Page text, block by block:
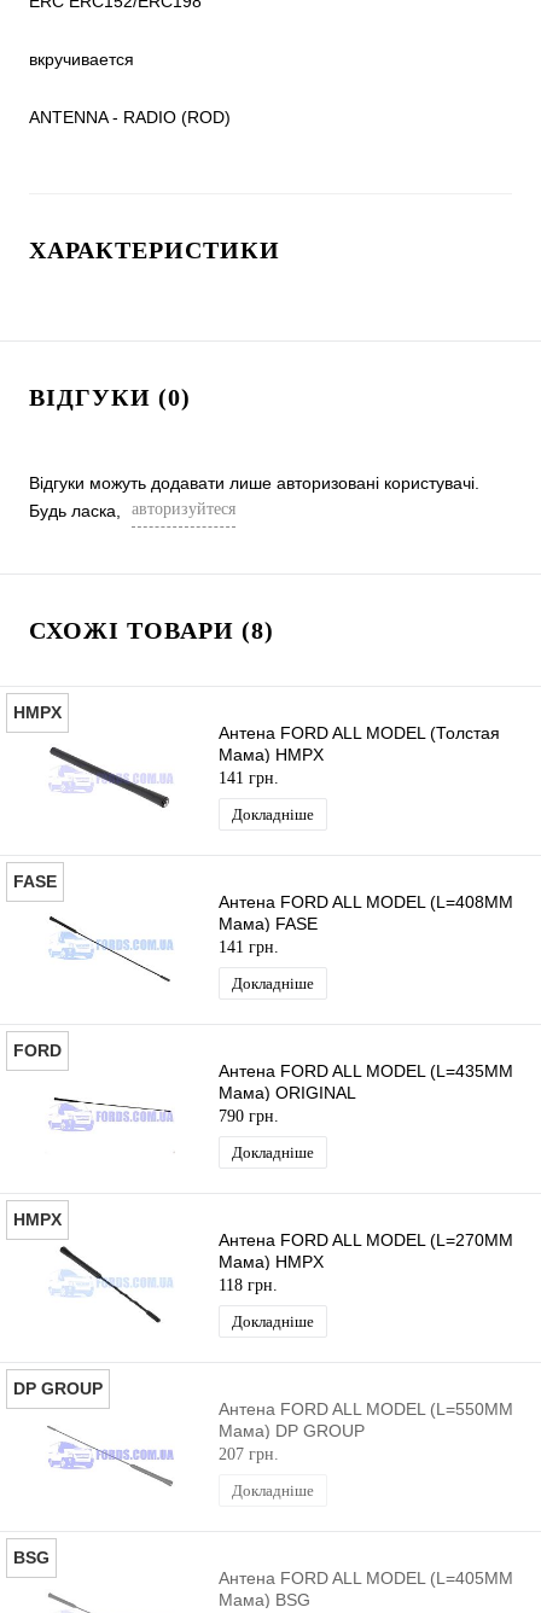
вкручивается
ANTENNA - RADIO (ROD)
ХАРАКТЕРИСТИКИ
ВІДГУКИ (0)
Відгуки можуть додавати лише авторизовані користувачі.
Будь ласка,
авторизуйтеся
СХОЖІ ТОВАРИ (8)
HMPX
Антена FORD ALL MODEL (Толстая
Мама) HMPX
141 грн.
Докладніше
FASE
Антена FORD ALL MODEL (L=408MM
Мама) FASE
141 грн.
Докладніше
FORD
Антена FORD ALL MODEL (L=435MM
Мама) ORIGINAL
790 грн.
Докладніше
HMPX
Антена FORD ALL MODEL (L=270MM
Мама) HMPX
118 грн.
Докладніше
DP GROUP
Антена FORD ALL MODEL (L=550MM
Мама) DP GROUP
207 грн.
Докладніше
BSG
Антена FORD ALL MODEL (L=405MM
Мама) BSG